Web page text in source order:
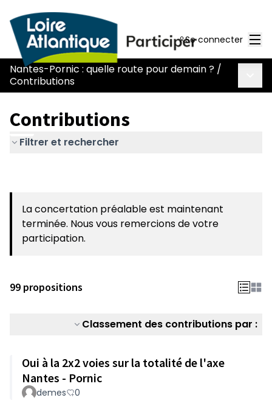
Se connecter
Nantes-Pornic : quelle route pour demain ? /
Contributions
Contributions
Filtrer et rechercher
La concertation préalable est maintenant
terminée. Nous vous remercions de votre
participation.
99 propositions
Classement des contributions par :
Oui à la 2x2 voies sur la totalité de l'axe
Nantes - Pornic
demes 0